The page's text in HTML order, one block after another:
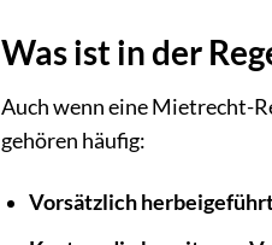
Was ist in der
Auch wenn eine Mietrecht-
gehören häufig:
Vorsätzlich